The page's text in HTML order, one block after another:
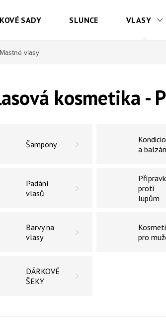
SADY SLUNCE VLASY
vlasy
kosmetika -
Šampony
a
Padání
vlasů
proti
lupům
Barvy na
vlasy
pro
DÁRKOVÉ
ŠEKY